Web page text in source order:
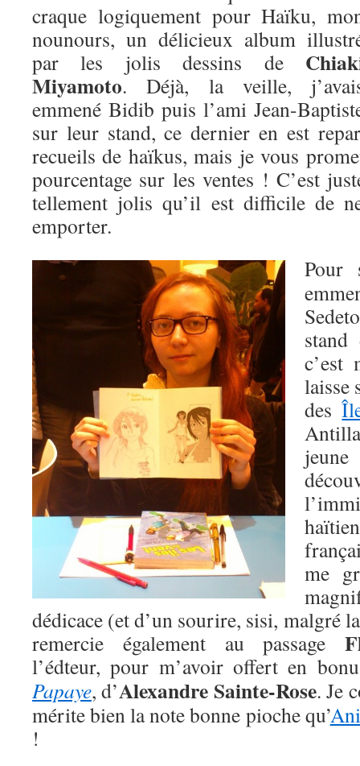
craque logiquement pour Haïku,
nounours, un délicieux album
par les jolis dessins de
Miyamoto. Déjà, la veille,
emmené Bidib puis l’ami Jean-
sur leur stand, ce dernier en est
recueils de haïkus, mais je vous
pourcentage sur les ventes ! C’est
tellement jolis qu’il est difficile de
emporter.
Pour
stand
c’est
laisse
des
me
dédicace (et d’un sourire, sisi, malgré
remercie également au passage
l’édteur, pour m’avoir offert en
Papaye, d’Alexandre Sainte-Rose. Je
mérite bien la note bonne pioche qu’
!